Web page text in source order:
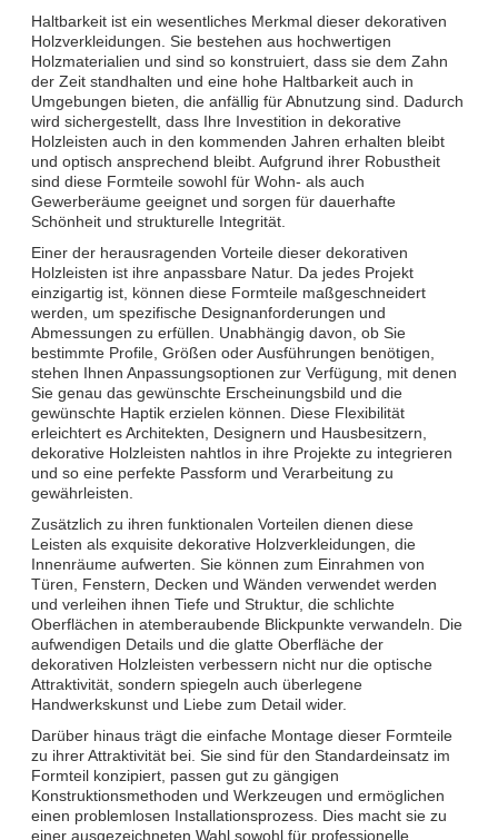
Haltbarkeit ist ein wesentliches Merkmal dieser dekorativen
Holzverkleidungen. Sie bestehen aus hochwertigen
Holzmaterialien und sind so konstruiert, dass sie dem Zahn
der Zeit standhalten und eine hohe Haltbarkeit auch in
Umgebungen bieten, die anfällig für Abnutzung sind. Dadurch
wird sichergestellt, dass Ihre Investition in dekorative
Holzleisten auch in den kommenden Jahren erhalten bleibt
und optisch ansprechend bleibt. Aufgrund ihrer Robustheit
sind diese Formteile sowohl für Wohn- als auch
Gewerberäume geeignet und sorgen für dauerhafte
Schönheit und strukturelle Integrität.
Einer der herausragenden Vorteile dieser dekorativen
Holzleisten ist ihre anpassbare Natur. Da jedes Projekt
einzigartig ist, können diese Formteile maßgeschneidert
werden, um spezifische Designanforderungen und
Abmessungen zu erfüllen. Unabhängig davon, ob Sie
bestimmte Profile, Größen oder Ausführungen benötigen,
stehen Ihnen Anpassungsoptionen zur Verfügung, mit denen
Sie genau das gewünschte Erscheinungsbild und die
gewünschte Haptik erzielen können. Diese Flexibilität
erleichtert es Architekten, Designern und Hausbesitzern,
dekorative Holzleisten nahtlos in ihre Projekte zu integrieren
und so eine perfekte Passform und Verarbeitung zu
gewährleisten.
Zusätzlich zu ihren funktionalen Vorteilen dienen diese
Leisten als exquisite dekorative Holzverkleidungen, die
Innenräume aufwerten. Sie können zum Einrahmen von
Türen, Fenstern, Decken und Wänden verwendet werden
und verleihen ihnen Tiefe und Struktur, die schlichte
Oberflächen in atemberaubende Blickpunkte verwandeln. Die
aufwendigen Details und die glatte Oberfläche der
dekorativen Holzleisten verbessern nicht nur die optische
Attraktivität, sondern spiegeln auch überlegene
Handwerkskunst und Liebe zum Detail wider.
Darüber hinaus trägt die einfache Montage dieser Formteile
zu ihrer Attraktivität bei. Sie sind für den Standardeinsatz im
Formteil konzipiert, passen gut zu gängigen
Konstruktionsmethoden und Werkzeugen und ermöglichen
einen problemlosen Installationsprozess. Dies macht sie zu
einer ausgezeichneten Wahl sowohl für professionelle